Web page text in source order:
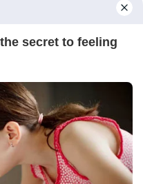
тебя искали. Ты
ответила:
остаться рядом с
на время.